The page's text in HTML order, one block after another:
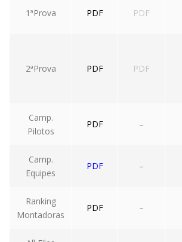
1ªProva PDF PDF
2ªProva PDF PDF
Camp.
Pilotos
PDF –
Camp.
Equipes
PDF –
Ranking
Montadoras
PDF –